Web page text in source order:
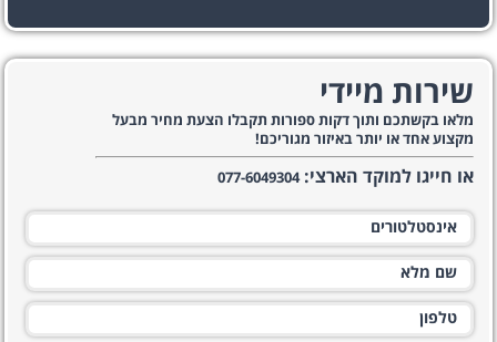
שירות מיידי
מלאו בקשתכם ותוך דקות ספורות תקבלו הצעת מחיר מבעל
מקצוע אחד או יותר באיזור מגוריכם!
או חייגו למוקד הארצי: 077-6049304